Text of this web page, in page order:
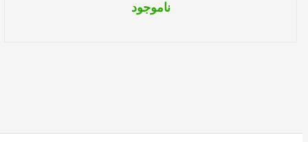
ناموجود